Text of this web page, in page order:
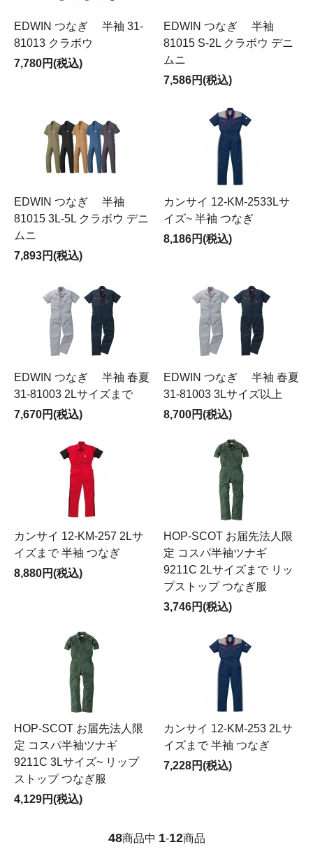
EDWIN つなぎ 半袖 31-
81013 クラボウ
7,780円(税込)
EDWIN つなぎ 半袖
81015 S-2L クラボウ デニ
ムニ
7,586円(税込)
EDWIN つなぎ 半袖
81015 3L-5L クラボウ デニ
ムニ
7,893円(税込)
カンサイ 12-KM-2533Lサ
イズ~ 半袖 つなぎ
8,186円(税込)
EDWIN つなぎ 半袖 春夏
31-81003 2Lサイズまで
7,670円(税込)
EDWIN つなぎ 半袖 春夏
31-81003 3Lサイズ以上
8,700円(税込)
カンサイ 12-KM-257 2Lサ
イズまで 半袖 つなぎ
8,880円(税込)
HOP-SCOT お届先法人限
定 コスパ半袖ツナギ
9211C 2Lサイズまで リッ
プストップ つなぎ服
3,746円(税込)
HOP-SCOT お届先法人限
定 コスパ半袖ツナギ
9211C 3Lサイズ~ リップ
ストップ つなぎ服
4,129円(税込)
カンサイ 12-KM-253 2Lサ
イズまで 半袖 つなぎ
7,228円(税込)
48商品中 1-12商品